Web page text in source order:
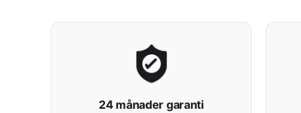
24 månader garanti